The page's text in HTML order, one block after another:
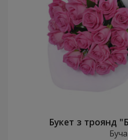
Букет з троянд
Буча